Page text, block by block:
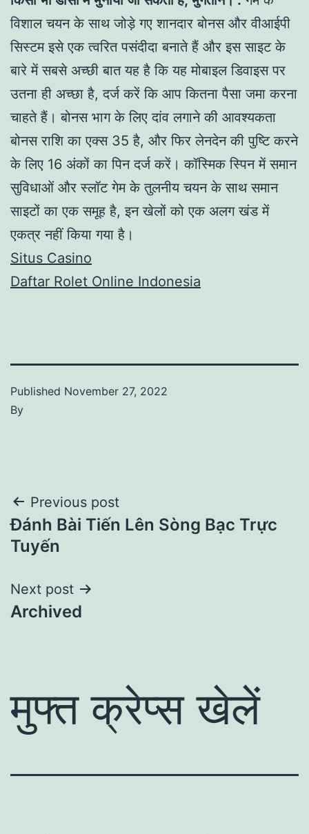
विशाल चयन के साथ जोड़े गए शानदार बोनस और वीआईपी
सिस्टम इसे एक त्वरित पसंदीदा बनाते हैं और इस साइट के
बारे में सबसे अच्छी बात यह है कि यह मोबाइल डिवाइस पर
उतना ही अच्छा है, दर्ज करें कि आप कितना पैसा जमा करना
चाहते हैं। बोनस भाग के लिए दांव लगाने की आवश्यकता
बोनस राशि का एक्स 35 है, और फिर लेनदेन की पुष्टि करने
के लिए 16 अंकों का पिन दर्ज करें। कॉस्मिक स्पिन में समान
सुविधाओं और स्लॉट गेम के तुलनीय चयन के साथ समान
साइटों का एक समूह है, इन खेलों को एक अलग खंड में
एकत्र नहीं किया गया है।
Situs Casino
Daftar Rolet Online Indonesia
Published November 27, 2022
By
Post
navigation
Previous post
Đánh Bài Tiến Lên Sòng Bạc Trực
Tuyến
Next post
Archived
मुफ्त क्रेप्स खेलें